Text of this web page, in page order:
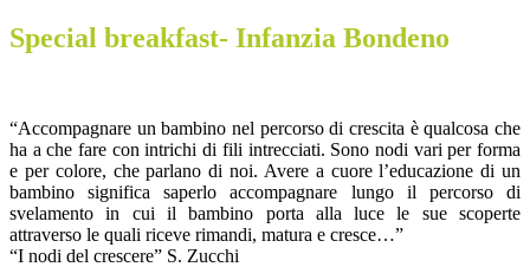
Special breakfast- Infanzia Bondeno
“Accompagnare un bambino nel percorso di crescita è qualcosa che
ha a che fare con intrichi di fili intrecciati. Sono nodi vari per forma
e per colore, che parlano di noi. Avere a cuore l’educazione di un
bambino significa saperlo accompagnare lungo il percorso di
svelamento in cui il bambino porta alla luce le sue scoperte
attraverso le quali riceve rimandi, matura e cresce…”
“I nodi del crescere” S. Zucchi